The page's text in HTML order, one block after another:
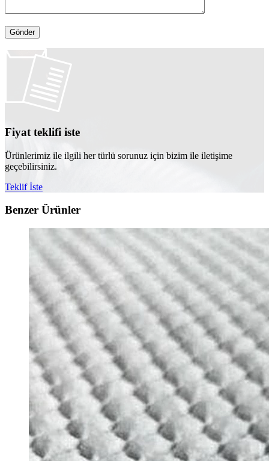
Fiyat teklifi iste
Ürünlerimiz ile ilgili her türlü sorunuz için bizim ile iletişime
geçebilirsiniz.
Teklif İste
Benzer Ürünler